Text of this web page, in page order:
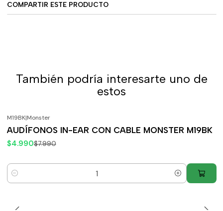
COMPARTIR ESTE PRODUCTO
También podría interesarte uno de
estos
-38%
M19BK|Monster
AUDÍFONOS IN-EAR CON CABLE MONSTER M19BK
$4.990$7.990
Cantidad